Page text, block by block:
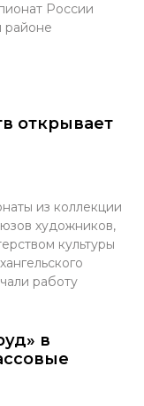
России
районе
открывает
из коллекции
художников,
культуры
работу
в